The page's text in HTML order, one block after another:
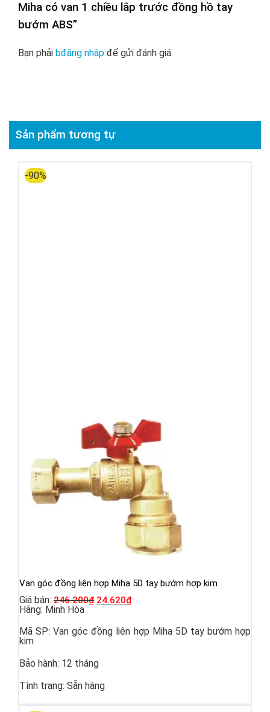
Miha có van 1 chiều lắp trước đồng hồ tay
bướm ABS”
Bạn phải bđăng nhập để gửi đánh giá.
Sản phẩm tương tự
-90%
Van góc đồng liên hợp Miha 5D tay bướm hợp kim
Giá bán: 246.200₫ 24.620₫
Hãng: Minh Hòa
Mã SP:Van góc đồng liên hợp Miha 5D tay bướm hợp
kim
Bảo hành: 12 tháng
Tình trạng: Sẵn hàng